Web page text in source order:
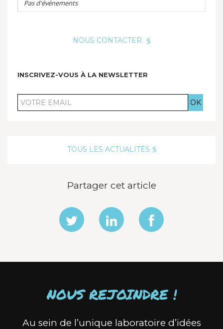
Pas d'événements
NOUS CONTACTER
INSCRIVEZ-VOUS À LA NEWSLETTER
VOTRE
TOUS LES ACTUALITÉS
Partager cet article
NOUS REJOINDRE !
Au sein de l’unique laboratoire d’idées